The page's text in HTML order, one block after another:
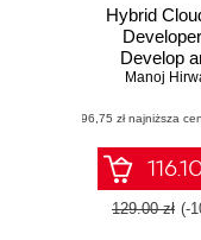
Hybrid
Develop
deploy
applications
AWS
platforms
ease
Manoj
(96,75 zł najniższa
129.00 zł (-